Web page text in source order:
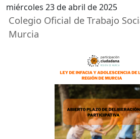
miércoles 23 de abril de 2025
Colegio Oficial de Trabajo
Murcia